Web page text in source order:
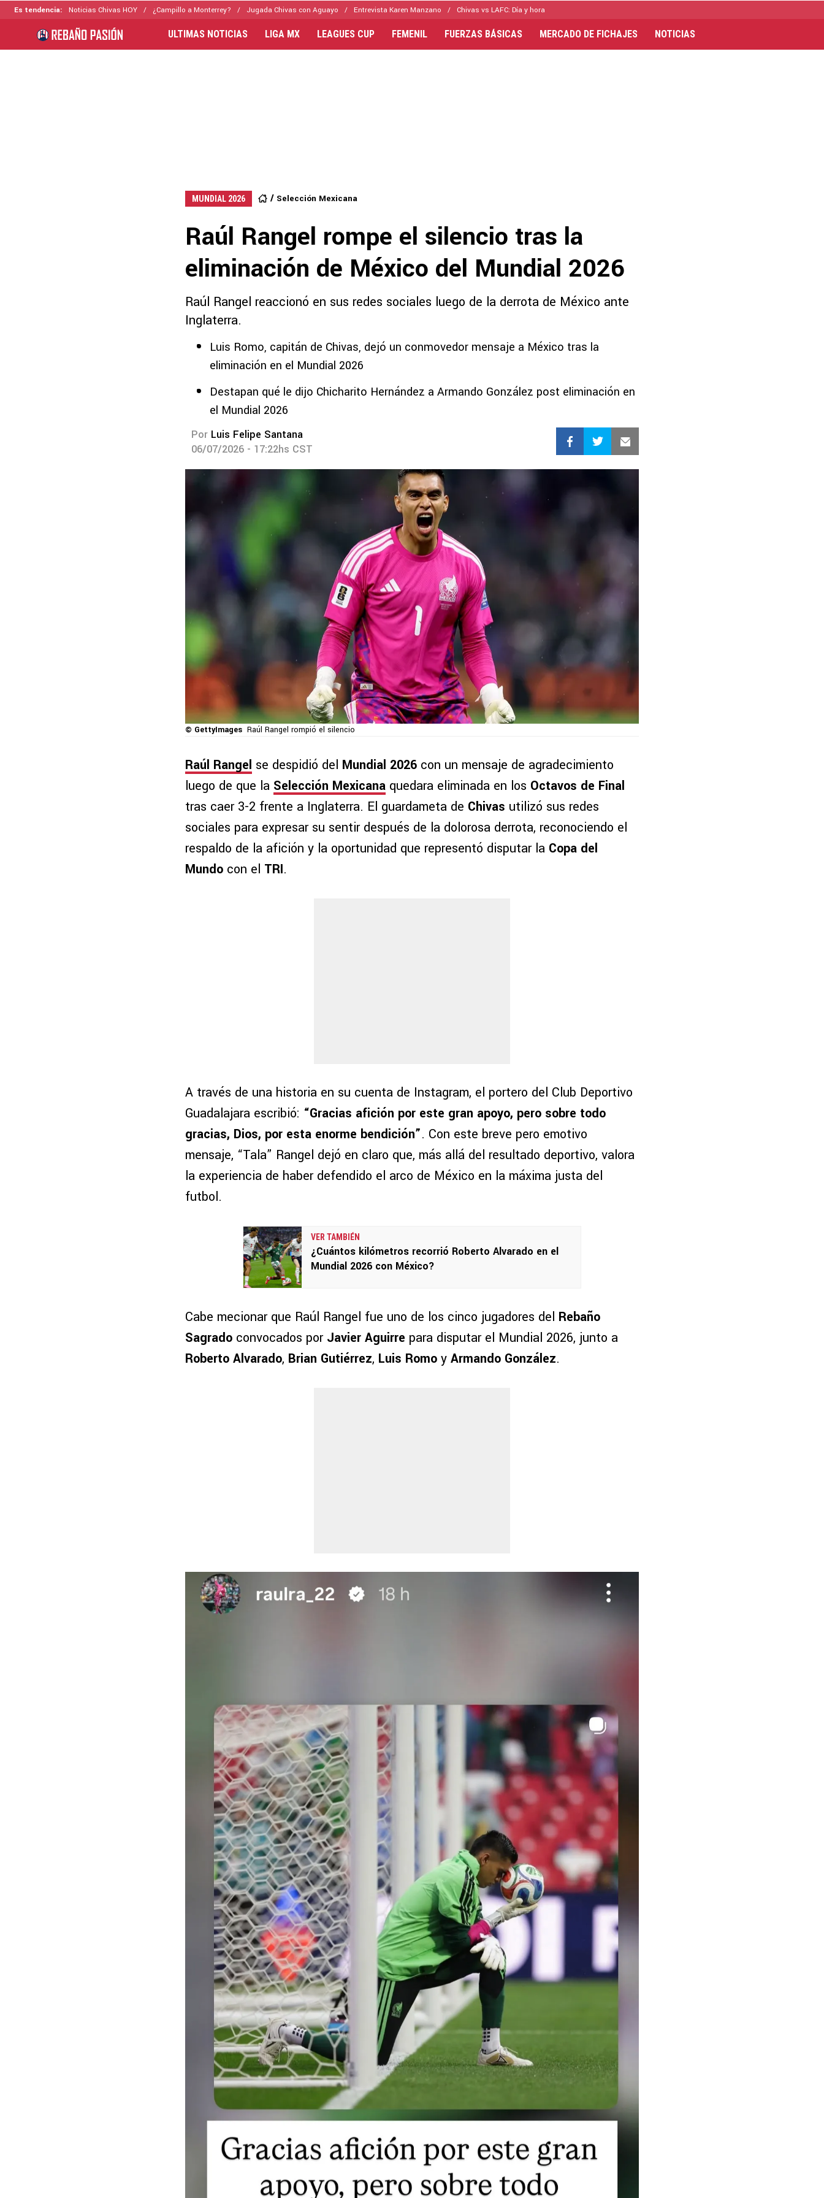
Es tendencia: Noticias Chivas HOY ¿Campillo a Monterrey? Jugada Chivas con Aguayo Entrevista Karen Manzano Chivas vs LAFC: Día y hora
ULTIMAS NOTICIAS LIGA MX LEAGUES CUP FEMENIL FUERZAS BÁSICAS MERCADO DE FICHAJES NOTICIAS
MUNDIAL 2026 Selección Mexicana
Raúl Rangel rompe el silencio tras la
eliminación de México del Mundial 2026
Raúl Rangel reaccionó en sus redes sociales luego de la derrota de México ante
Inglaterra.
Luis Romo, capitán de Chivas, dejó un conmovedor mensaje a México tras la
eliminación en el Mundial 2026
Destapan qué le dijo Chicharito Hernández a Armando González post eliminación en
el Mundial 2026
Por Luis Felipe Santana
06/07/2026 - 17:22hs CST
© GettyImages Raúl Rangel rompió el silencio
Raúl Rangel se despidió del Mundial 2026 con un mensaje de agradecimiento
luego de que la Selección Mexicana quedara eliminada en los Octavos de Final
tras caer 3-2 frente a Inglaterra. El guardameta de Chivas utilizó sus redes
sociales para expresar su sentir después de la dolorosa derrota, reconociendo el
respaldo de la afición y la oportunidad que representó disputar la Copa del
Mundo con el TRI.
A través de una historia en su cuenta de Instagram, el portero del Club Deportivo
Guadalajara escribió: “Gracias afición por este gran apoyo, pero sobre todo
gracias, Dios, por esta enorme bendición”. Con este breve pero emotivo
mensaje, “Tala” Rangel dejó en claro que, más allá del resultado deportivo, valora
la experiencia de haber defendido el arco de México en la máxima justa del
futbol.
VER TAMBIÉN
¿Cuántos kilómetros recorrió Roberto Alvarado en el
Mundial 2026 con México?
Cabe mecionar que Raúl Rangel fue uno de los cinco jugadores del Rebaño
Sagrado convocados porJavier Aguirre para disputar el Mundial 2026, junto a
Roberto Alvarado, Brian Gutiérrez, Luis Romo y Armando González.